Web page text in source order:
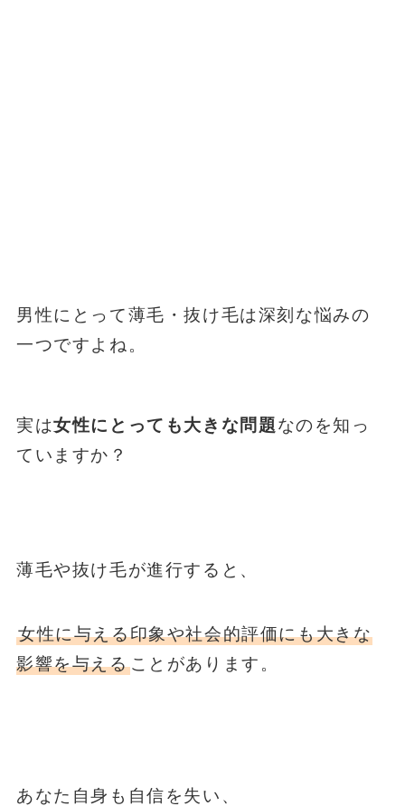
男性にとって薄毛・抜け毛は深刻な悩みの
一つですよね。
実は女性にとっても大きな問題なのを知っ
ていますか？
薄毛や抜け毛が進行すると、
女性に与える印象や社会的評価にも大きな
影響を与えることがあります。
あなた自身も自信を失い、